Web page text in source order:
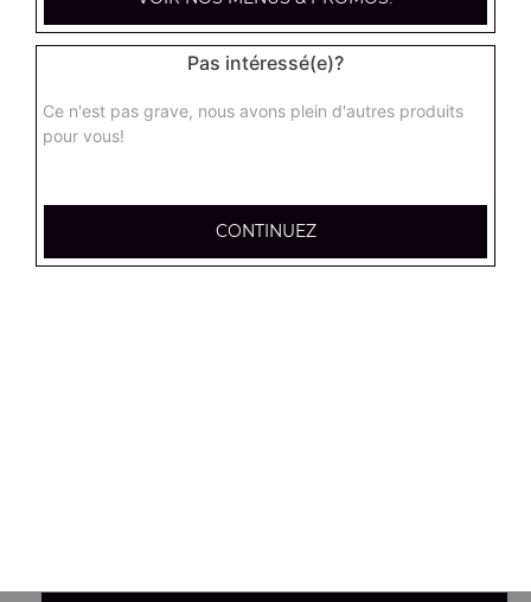
Tenders x12
13.00€
Pas intéressé(e)?
Ce n'est pas grave, nous avons plein d'autres produits
pour vous!
CONTINUEZ